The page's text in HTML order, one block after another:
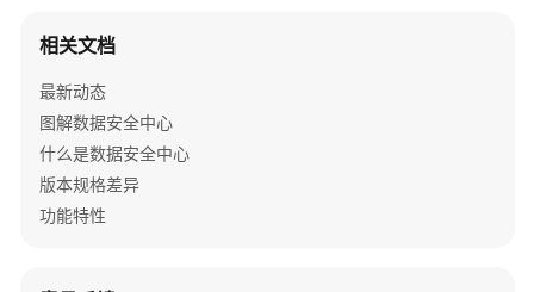
计
API
数
据
安
全
相关文档
最新动态
图解数据安全中心
什么是数据安全中心
版本规格差异
功能特性